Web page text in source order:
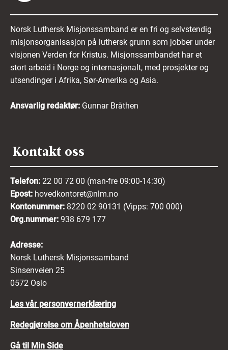
Norsk Luthersk Misjonssamband er en fri og selvstendig
misjonsorganisasjon på luthersk grunn som jobber under
visjonen Verden for Kristus. Misjonssambandet har et
stort arbeid i Norge og internasjonalt, med prosjekter og
utsendinger i Afrika, Sør-Amerika og Asia.
Ansvarlig redaktør: Gunnar Bråthen
Kontakt oss
Telefon: 22 00 72 00 (man-fre 09:00-14:30)
Epost: hovedkontoret@nlm.no
Kontonummer: 8220 02 90131 (Vipps: 700 000)
Org.nummer: 938 679 177
Adresse:
Norsk Luthersk Misjonssamband
Sinsenveien 25
0572 Oslo
Les vår personvernerklæring
Redegjørelse om Åpenhetsloven
Gå til Min Side